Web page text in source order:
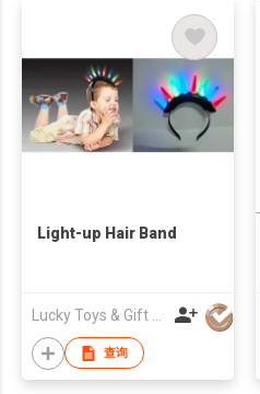
Light-up Hair Band
查询